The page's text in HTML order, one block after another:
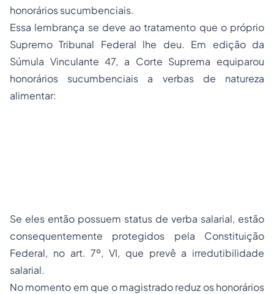
honorários sucumbenciais.
Essa lembrança se deve ao tratamento que o próprio
Supremo Tribunal Federal lhe deu. Em edição da
Súmula Vinculante 47, a Corte Suprema equiparou
honorários sucumbenciais a verbas de natureza
alimentar:
Se eles então possuem status de verba salarial, estão
consequentemente protegidos pela Constituição
Federal, no art. 7º, VI, que prevê a irredutibilidade
salarial.
No momento em que o magistrado reduz os honorários